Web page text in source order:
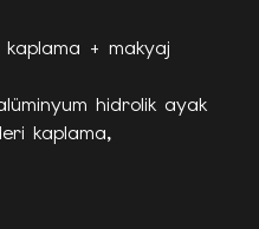
+ makyaj
hidrolik ayak
kaplama,